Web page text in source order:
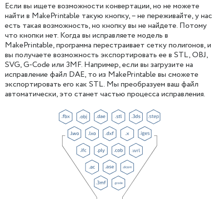
Если вы ищете возможности конвертации, но не можете
найти в MakePrintable такую кнопку, – не переживайте, у нас
есть такая возможность, но кнопку вы не найдете. Потому
что кнопки нет. Когда вы исправляете модель в
MakePrintable, программа перестраивает сетку полигонов, и
вы получаете возможность экспортировать ее в STL, OBJ,
SVG, G-Code или 3MF. Например, если вы загрузите на
исправление файл DAE, то из MakePrintable вы сможете
экспортировать его как STL. Мы преобразуем ваш файл
автоматически, это станет частью процесса исправления.